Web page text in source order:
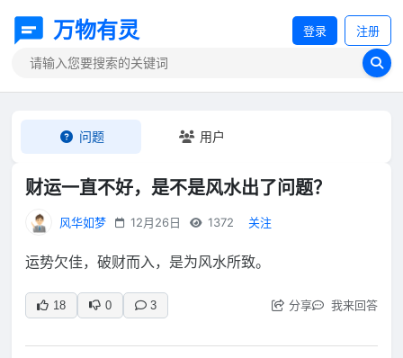
万物有灵 登录 注册
问题 用户
财运一直不好，是不是风水出了问题？
风华如梦 12月26日 1372 关注
运势欠佳，破财而入，是为风水所致。
18 0 3 分享 我来回答